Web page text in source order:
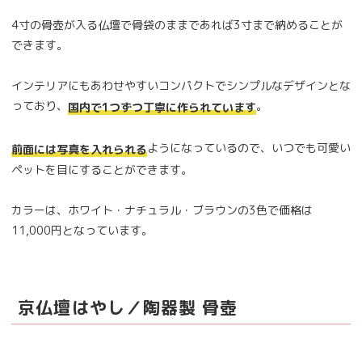
4寸の骨壺が入る仏壇で骨袋のままであれば3寸まで納めることが
できます。
インテリアにもあわせやすいコンパクトでシンプルなデザインとな
っており、 国内で1つずつ丁寧に作られています。
前面には写真を入れられるようになっているので、いつでも可愛い
ペットを目にすることができます。
カラーは、ホワイト・ナチュラル・ブラウンの3色で価格は
11,000円となっています。
京仏壇はやし／陶器製 骨壺